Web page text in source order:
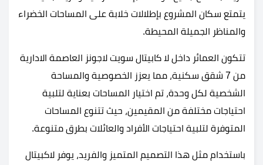
يتمتع سكان المشروع بإطلالات خلابة على المساحات الخضراء
والمناظر الجميلة المحيطة.
تتكون العمائر داخل لا كابيتال سويت لاجونز العاصمة الادارية
من 7 شقق سكنية، مما يعزز الخصوصية والمساحة
الشخصية لكل وحدة، تم اختيار المساحات بعناية لتلبية
احتياجات مختلفة من المقيمين، حيث تتنوع المساحات
المتوفرة لتلبية احتياجات الأفراد والعائلات بطرق متنوعة.
باستخدام مثل هذا التصميم المتميز والفريد، يوفر لاكبيتال